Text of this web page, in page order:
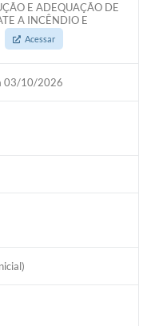
E ADEQUAÇÃO DE
A INCÊNDIO E
Acessar
03/10/2026